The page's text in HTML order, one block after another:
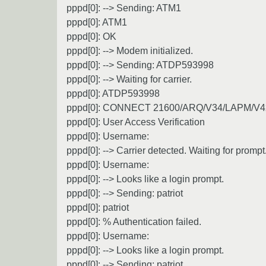
pppd[0]: --> Sending: ATM1
pppd[0]: ATM1
pppd[0]: OK
pppd[0]: --> Modem initialized.
pppd[0]: --> Sending: ATDP593998
pppd[0]: --> Waiting for carrier.
pppd[0]: ATDP593998
pppd[0]: CONNECT 21600/ARQ/V34/LAPM/
pppd[0]: User Access Verification
pppd[0]: Username:
pppd[0]: --> Carrier detected. Waiting for prompt.
pppd[0]: Username:
pppd[0]: --> Looks like a login prompt.
pppd[0]: --> Sending: patriot
pppd[0]: patriot
pppd[0]: % Authentication failed.
pppd[0]: Username:
pppd[0]: --> Looks like a login prompt.